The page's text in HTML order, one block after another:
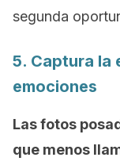
segunda
5. Captura la
emociones
Las fotos
que menos